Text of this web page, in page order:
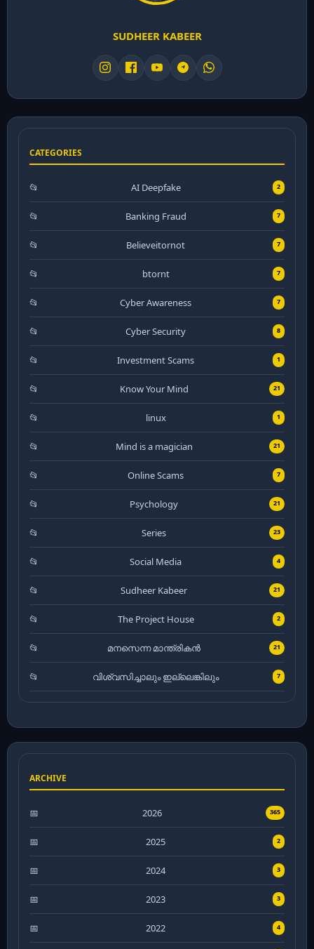
SUDHEER KABEER
CATEGORIES
AI Deepfake 2
Banking Fraud 7
Believeitornot 7
btornt 7
Cyber Awareness 7
Cyber Security 8
Investment Scams 1
Know Your Mind 21
linux 1
Mind is a magician 21
Online Scams 7
Psychology 21
Series 23
Social Media 4
Sudheer Kabeer 21
The Project House 2
മനസെന്ന മാന്ത്രികൻ 21
വിശ്വസിച്ചാലും ഇല്ലെങ്കിലും 7
ARCHIVE
2026 365
2025 2
2024 3
2023 3
2022 4